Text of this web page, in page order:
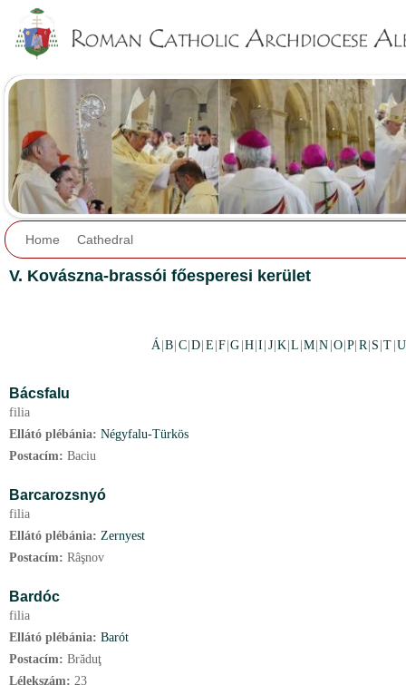
Home Cathedral
V. Kovászna-brassói főesperesi kerület
Á |B C |D E F |G H |I J |K |L M |N O |P R| S |T U
Bácsfalu
filia
Ellátó plébánia: Négyfalu-Türkös
Postacím: Baciu
Barcarozsnyó
filia
Ellátó plébánia: Zernyest
Postacím: Râşnov
Bardóc
filia
Ellátó plébánia: Barót
Postacím: Brăduţ
Lélekszám: 23